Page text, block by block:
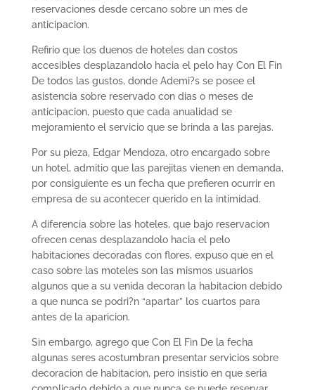
reservaciones desde cercano sobre un mes de
anticipacion.
Refirio que los duenos de hoteles dan costos
accesibles desplazandolo hacia el pelo hay Con El Fin
De todos las gustos, donde Ademi?s se posee el
asistencia sobre reservado con dias o meses de
anticipacion, puesto que cada anualidad se
mejoramiento el servicio que se brinda a las parejas.
Por su pieza, Edgar Mendoza, otro encargado sobre
un hotel, admitio que las parejitas vienen en demanda,
por consiguiente es un fecha que prefieren ocurrir en
empresa de su acontecer querido en la intimidad.
A diferencia sobre las hoteles, que bajo reservacion
ofrecen cenas desplazandolo hacia el pelo
habitaciones decoradas con flores, expuso que en el
caso sobre las moteles son las mismos usuarios
algunos que a su venida decoran la habitacion debido
a que nunca se podri?n “apartar” los cuartos para
antes de la aparicion.
Sin embargo, agrego que Con El Fin De la fecha
algunas seres acostumbran presentar servicios sobre
decoracion de habitacion, pero insistio en que seri­a